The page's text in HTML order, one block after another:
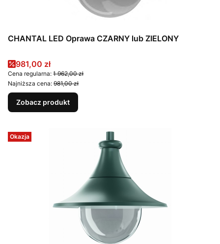
CHANTAL LED Oprawa CZARNY lub ZIELONY
Cena promocyjna
981,00 zł
Cena regularna: 1 962,00 zł
Najniższa cena: 981,00 zł
Zobacz produkt
Okazja